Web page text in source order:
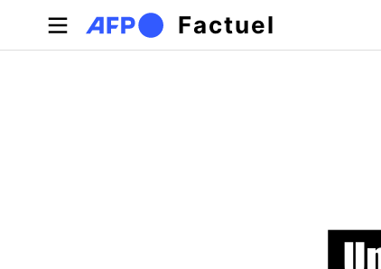
Aller au contenu principal
Factuel
Onglets principaux